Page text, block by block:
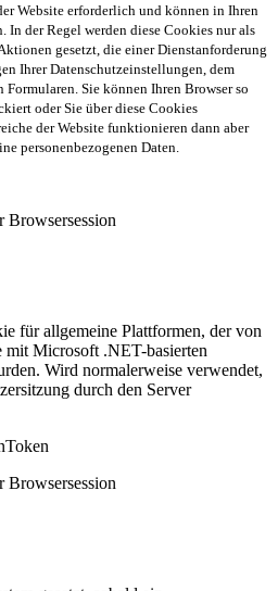
Website erforderlich und können in Ihren
In der Regel werden diese Cookies nur als
gesetzt, die einer Dienstanforderung
Ihrer Datenschutzeinstellungen, dem
Sie können Ihren Browser so
oder Sie über diese Cookies
der Website funktionieren dann aber
personenbezogenen Daten.
Browsersession
für allgemeine Plattformen, der von
mit Microsoft .NET-basierten
Wird normalerweise verwendet,
durch den Server
Browsersession